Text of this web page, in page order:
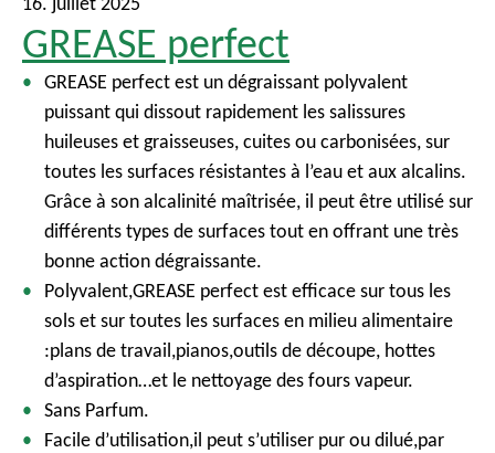
GREASE perfect
GREASE perfect est un dégraissant polyvalent
puissant qui dissout rapidement les salissures
huileuses et graisseuses, cuites ou carbonisées, sur
toutes les surfaces résistantes à l’eau et aux alcalins.
Grâce à son alcalinité maîtrisée, il peut être utilisé sur
différents types de surfaces tout en offrant une très
bonne action dégraissante.
Polyvalent,GREASE perfect est efficace sur tous les
sols et sur toutes les surfaces en milieu alimentaire
:plans de travail,pianos,outils de découpe, hottes
d’aspiration…et le nettoyage des fours vapeur.
Sans Parfum.
Facile d’utilisation,il peut s’utiliser pur ou dilué,par